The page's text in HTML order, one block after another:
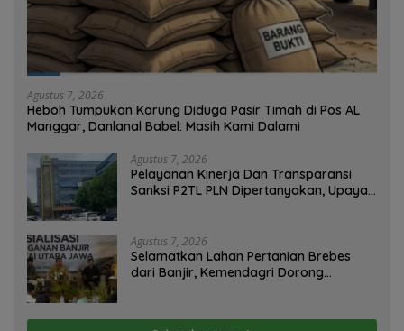
Agustus 7, 2026
Heboh Tumpukan Karung Diduga Pasir Timah di Pos AL
Manggar, Danlanal Babel: Masih Kami Dalami
Agustus 7, 2026
Pelayanan Kinerja Dan Transparansi
Sanksi P2TL PLN Dipertanyakan, Upaya
Agustus 7, 2026
Selamatkan Lahan Pertanian Brebes
dari Banjir, Kemendagri Dorong